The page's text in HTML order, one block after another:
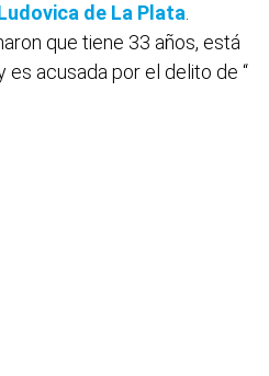
de La Plata
que tiene 33 años, está
es acusada por el delito de “